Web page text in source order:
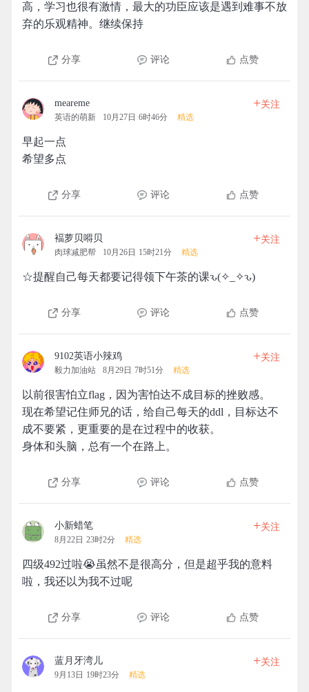
高，学习也很有激情，最大的功臣应该是遇到难事不放
弃的乐观精神。继续保持
分享 评论 点赞
meareme
英语的萌新 10月27日 6时46分 精选
+关注
早起一点
希望多点
分享 评论 点赞
褔萝贝嘚贝
肉球减肥帮 10月26日 15时21分 精选
+关注
☆提醒自己每天都要记得领下午茶的课ԅ(✧_✧ԅ)
分享 评论 点赞
9102英语小辣鸡
毅力加油站 8月29日 7时51分 精选
+关注
以前很害怕立flag，因为害怕达不成目标的挫败感。
现在希望记住师兄的话，给自己每天的ddl，目标达不
成不要紧，更重要的是在过程中的收获。
身体和头脑，总有一个在路上。
分享 评论 点赞
小新蜡笔
8月22日 23时2分 精选
+关注
四级492过啦😭虽然不是很高分，但是超乎我的意料
啦，我还以为我不过呢
分享 评论 点赞
蓝月牙湾儿
9月13日 19时23分 精选
+关注